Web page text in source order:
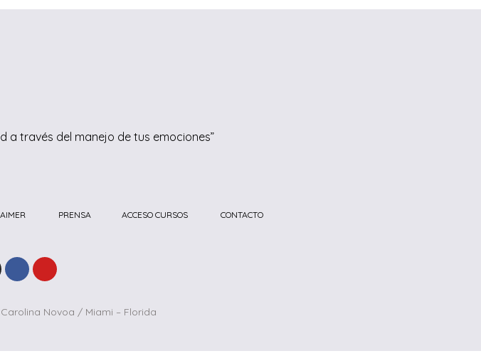
a través del manejo de tus emociones”
PRENSA ACCESO CURSOS CONTACTO
Novoa / Miami – Florida